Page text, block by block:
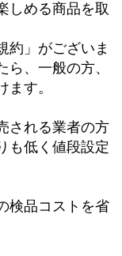
しめる商品を取
約」がございま
、一般の方、
す。
される業者の方
も低く値段設定
検品コストを省